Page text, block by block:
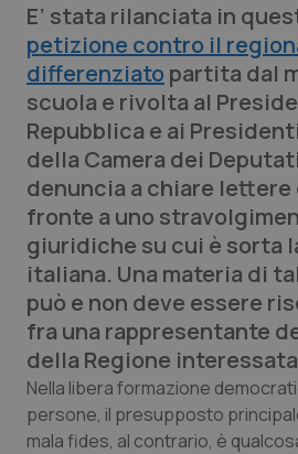
Scienza e Farmaci
Studi e Analisi
Lettere al direttore
Edizioni Regionali
QS Pro
Professionisti Sanitari.AI
Abruzzo
Basilicata
QS Pro Gold
Artrite & artrosi
QS Club Newsletter
E’ stata rilanciata in
petizione contro il
differenziato partita dal
scuola e rivolta al
Repubblica e ai
della Camera dei
denuncia a chiare lettere
fronte a uno
giuridiche su cui è sorta
italiana. Una materia di
può e non deve essere
fra una rappresentante
della Regione
Nella libera formazione
persone, il presupposto
mala fides, al contrario, è